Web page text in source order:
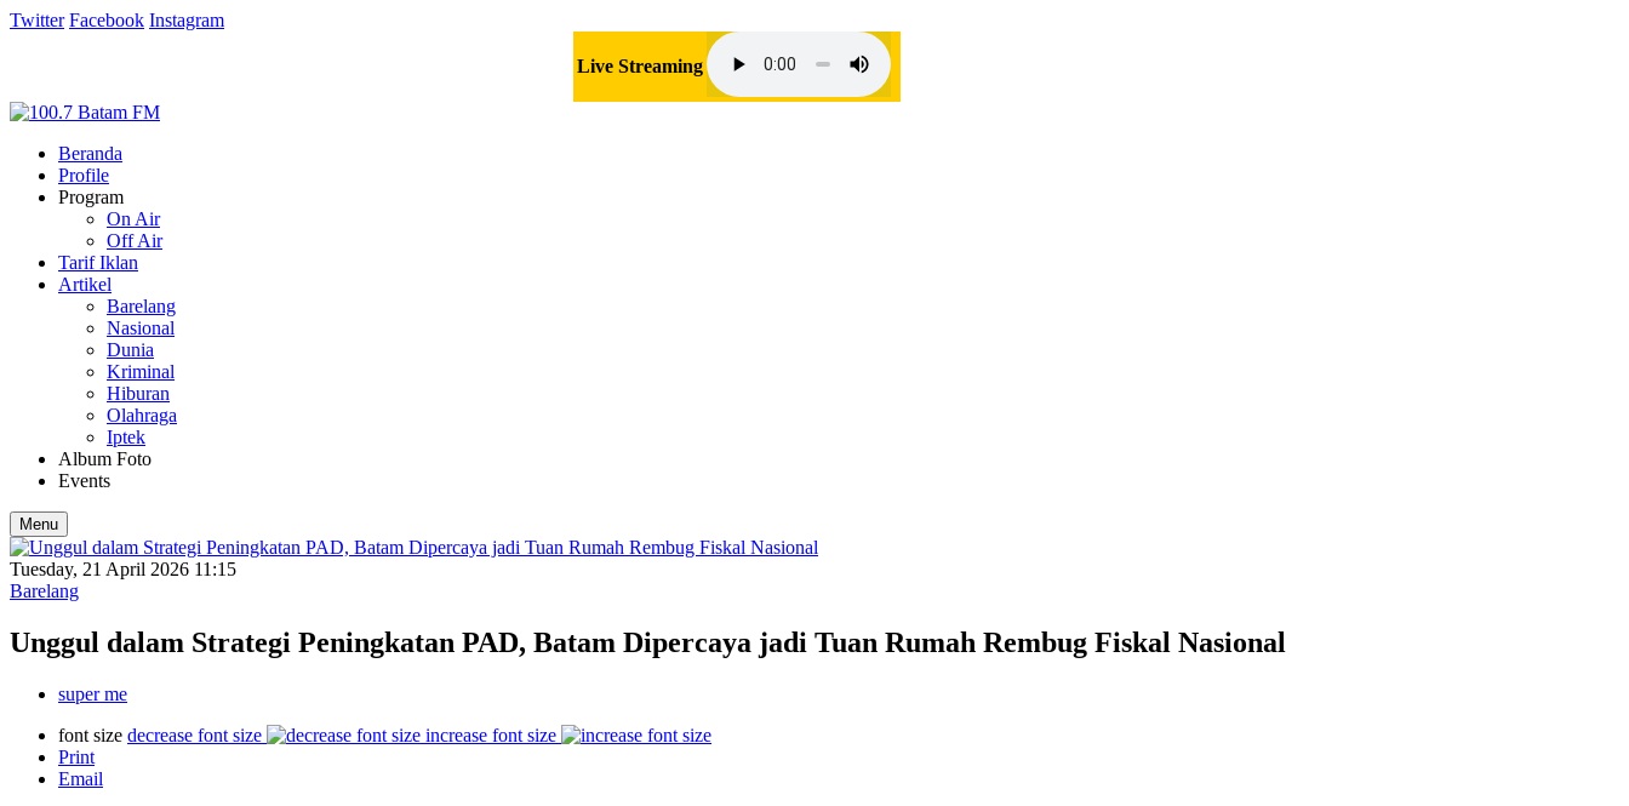
Twitter Facebook Instagram
Live Streaming
Beranda
Profile
Program
On Air
Off Air
Tarif Iklan
Artikel
Barelang
Nasional
Dunia
Kriminal
Hiburan
Olahraga
Iptek
Album Foto
Events
Menu
Tuesday, 21 April 2026 11:15
Barelang
Unggul dalam Strategi Peningkatan PAD, Batam Dipercaya jadi Tuan Rumah Rembug Fiskal Nasional
super me
font size decrease font size
increase font size
Print
Email